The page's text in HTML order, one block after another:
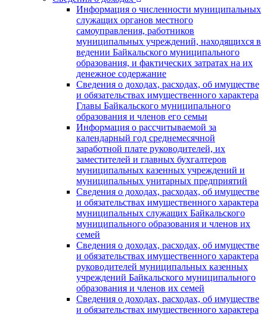
Информация о численности муниципальных
служащих органов местного
самоуправления, работников
муниципальных учреждений, находящихся в
ведении Байкальского муниципального
образования, и фактических затратах на их
денежное содержание
Сведения о доходах, расходах, об имуществе
и обязательствах имущественного характера
Главы Байкальского муниципального
образования и членов его семьи
Информация о рассчитываемой за
календарный год среднемесячной
заработной плате руководителей, их
заместителей и главных бухгалтеров
муниципальных казенных учреждений и
муниципальных унитарных предприятий
Сведения о доходах, расходах, об имуществе
и обязательствах имущественного характера
муниципальных служащих Байкальского
муниципального образования и членов их
семей
Сведения о доходах, расходах, об имуществе
и обязательствах имущественного характера
руководителей муниципальных казенных
учреждений Байкальского муниципального
образования и членов их семей
Сведения о доходах, расходах, об имуществе
и обязательствах имущественного характера